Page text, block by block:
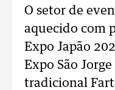
O setor de
aquecido com
Expo Japão
Expo São
tradicional